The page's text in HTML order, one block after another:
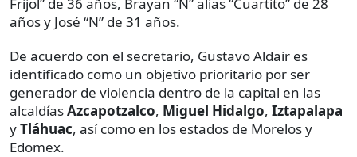
años y José “N” de 31 años.
De acuerdo con el secretario, Gustavo Aldair es
identificado como un objetivo prioritario por ser
generador de violencia dentro de la capital en las
alcaldíasAzcapotzalco, Miguel Hidalgo, Iztapalapa
yTláhuac, así como en los estados de Morelos y
Edomex.